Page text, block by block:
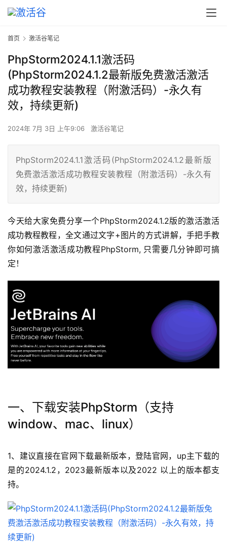
首页 激活谷笔记
PhpStorm2024.1.1激活码
(PhpStorm2024.1.2最新版免费激活激活
成功教程安装教程（附激活码）-永久有
效，持续更新)
2024年 7月 3日 上午9:06 激活谷笔记
PhpStorm2024.1.1激活码(PhpStorm2024.1.2最新版
免费激活激活成功教程安装教程（附激活码）-永久有
效，持续更新)
今天给大家免费分享一个PhpStorm2024.1.2版的激活激活
成功教程教程，全文通过文字+图片的方式讲解，手把手教
你如何激活激活成功教程PhpStorm, 只需要几分钟即可搞
定！
一、下载安装PhpStorm（支持
window、mac、linux）
1、建议直接在官网下载最新版本，登陆官网，up主下载的
是的2024.1.2，2023最新版本以及2022 以上的版本都支
持。